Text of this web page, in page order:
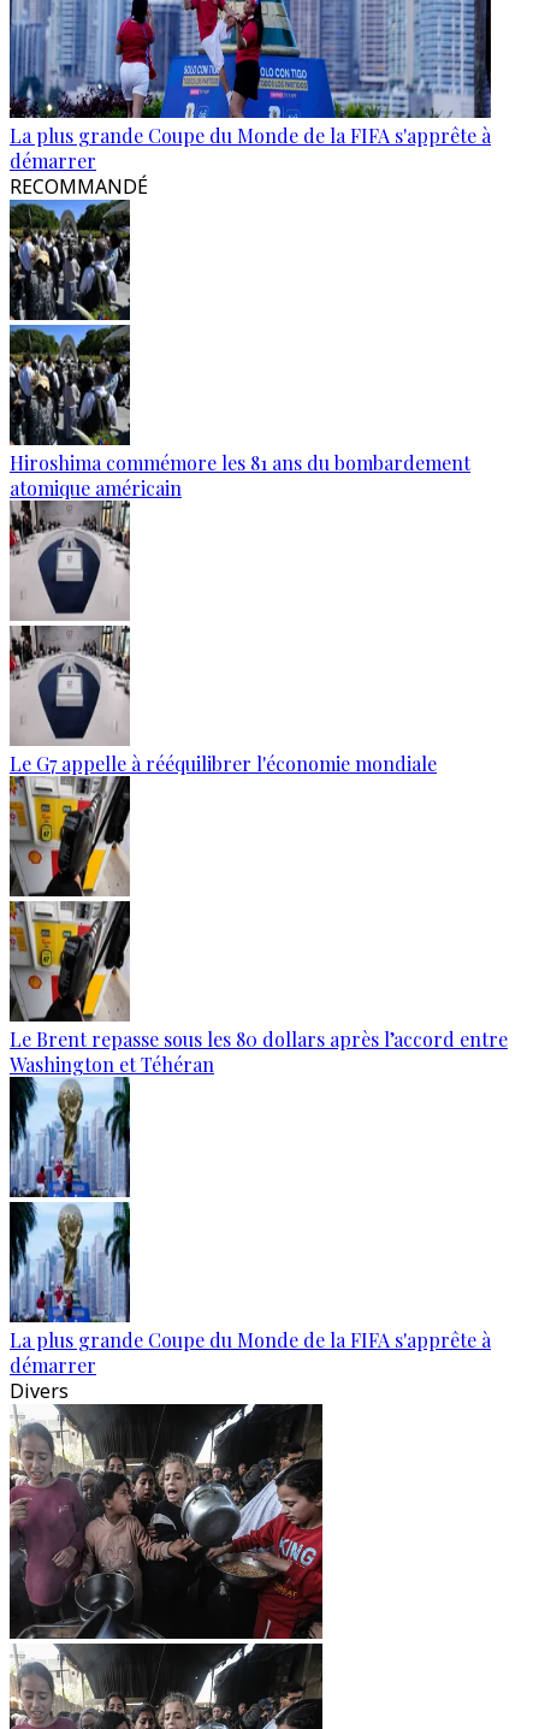
La plus grande Coupe du Monde de la FIFA s'apprête à
démarrer
RECOMMANDÉ
Hiroshima commémore les 81 ans du bombardement
atomique américain
Le G7 appelle à rééquilibrer l'économie mondiale
Le Brent repasse sous les 80 dollars après l’accord entre
Washington et Téhéran
La plus grande Coupe du Monde de la FIFA s'apprête à
démarrer
Divers